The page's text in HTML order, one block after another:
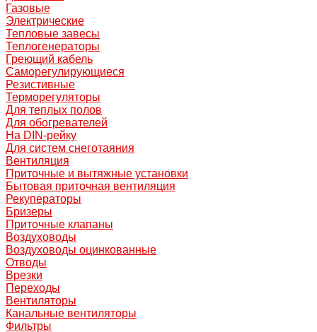
Газовые
Электрические
Тепловые завесы
Теплогенераторы
Греющий кабель
Саморегулирующиеся
Резистивные
Терморегуляторы
Для теплых полов
Для обогревателей
На DIN-рейку
Для систем снеготаяния
Вентиляция
Приточные и вытяжные установки
Бытовая приточная вентиляция
Рекуператоры
Бризеры
Приточные клапаны
Воздуховоды
Воздуховоды оцинкованные
Отводы
Врезки
Переходы
Вентиляторы
Канальные вентиляторы
Фильтры